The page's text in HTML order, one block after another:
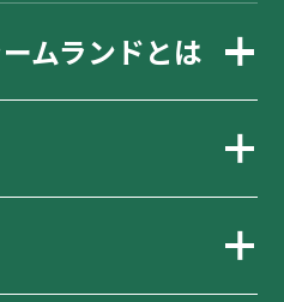
ムランドとは